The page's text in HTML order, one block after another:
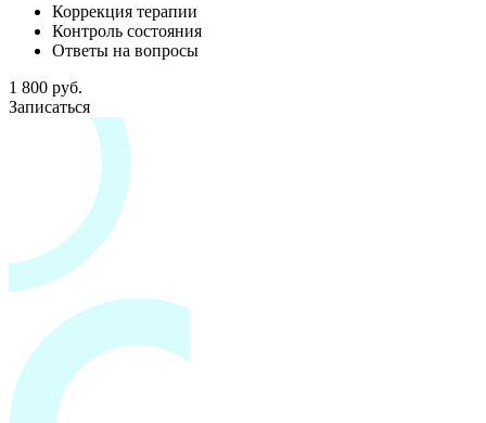
Коррекция терапии
Контроль состояния
Ответы на вопросы
1 800 руб.
Записаться